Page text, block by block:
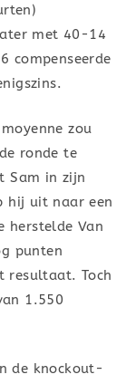
met 40-14
compenseerde
zou
ronde te
Sam in zijn
hij uit naar een
herstelde Van
punten
resultaat. Toch
1.550
de knockout-